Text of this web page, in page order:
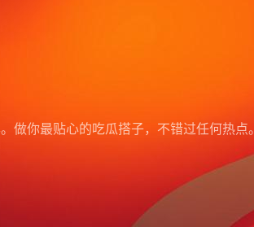
做你最贴心的吃瓜搭子，不错过任何热点。